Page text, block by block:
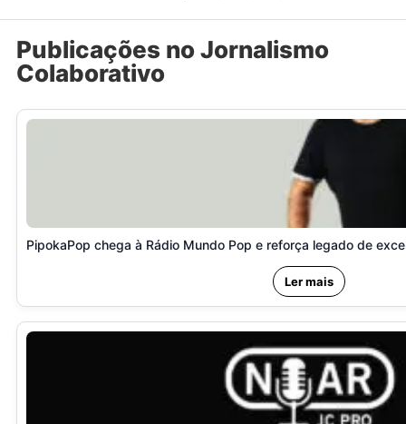
Publicações no Jornalismo
Colaborativo
PipokaPop chega à Rádio Mundo Pop e reforça legado de
Ler mais